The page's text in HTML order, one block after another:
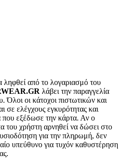
από το λογαριασμό του
λάβει την παραγγελία
Όλοι οι κάτοχοι πιστωτικών και
σε ελέγχους εγκυρότητας και
που εξέδωσε την κάρτα. Αν ο
του χρήστη αρνηθεί να δώσει στο
για την πληρωμή, δεν
υπεύθυνο για τυχόν καθυστέρηση